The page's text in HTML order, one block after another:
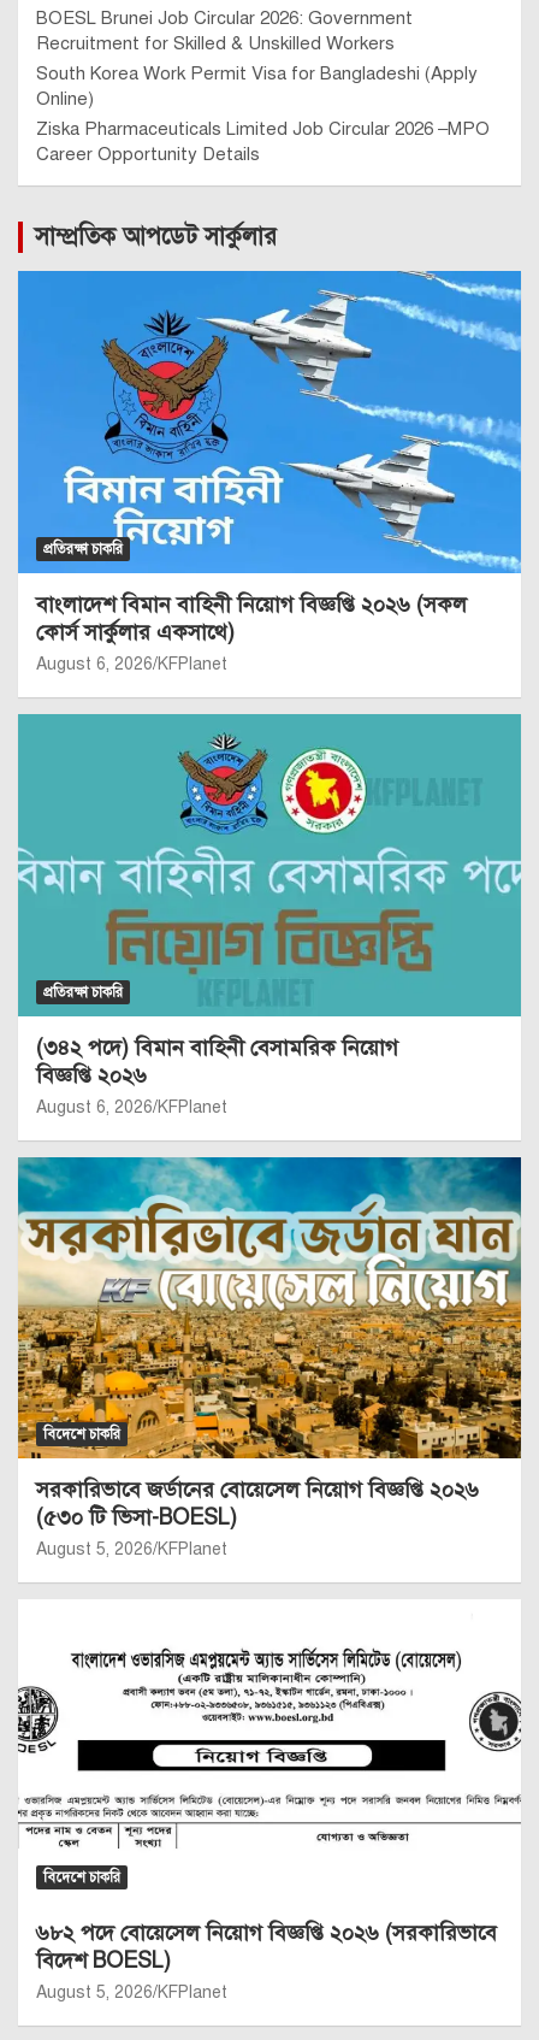
BOESL Brunei Job Circular 2026: Government
Recruitment for Skilled & Unskilled Workers
South Korea Work Permit Visa for Bangladeshi (Apply
Online)
Ziska Pharmaceuticals Limited Job Circular 2026 –MPO
Career Opportunity Details
সাম্প্রতিক আপডেট সার্কুলার
প্রতিরক্ষা চাকরি
বাংলাদেশ বিমান বাহিনী নিয়োগ বিজ্ঞপ্তি ২০২৬ (সকল
কোর্স সার্কুলার একসাথে)
August 6, 2026 KFPlanet
প্রতিরক্ষা চাকরি
(৩৪২ পদে) বিমান বাহিনী বেসামরিক নিয়োগ
বিজ্ঞপ্তি ২০২৬
August 6, 2026 KFPlanet
বিদেশে চাকরি
সরকারিভাবে জর্ডানের বোয়েসেল নিয়োগ বিজ্ঞপ্তি ২০২৬
(৫৩০ টি ভিসা-BOESL)
August 5, 2026 KFPlanet
বিদেশে চাকরি
৬৮২ পদে বোয়েসেল নিয়োগ বিজ্ঞপ্তি ২০২৬ (সরকারিভাবে
বিদেশ BOESL)
August 5, 2026 KFPlanet